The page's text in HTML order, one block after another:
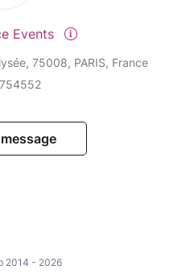
Events
75008, PARIS, France
2014 - 2026